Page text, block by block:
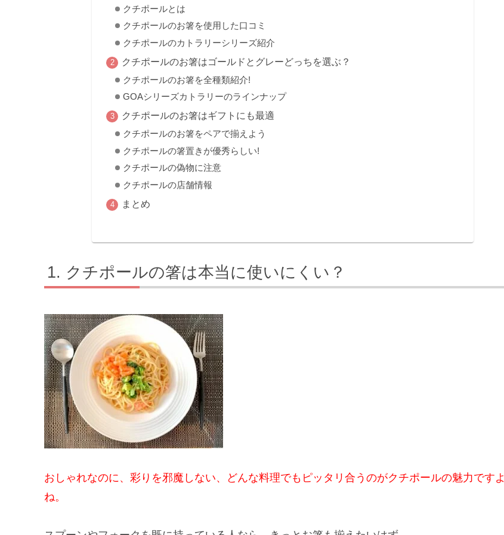
クチポールとは
クチポールのお箸を使用した口コミ
クチポールのカトラリーシリーズ紹介
クチポールのお箸はゴールドとグレーどっちを選ぶ？
クチポールのお箸を全種類紹介!
GOAシリーズカトラリーのラインナップ
クチポールのお箸はギフトにも最適
クチポールのお箸をペアで揃えよう
クチポールの箸置きが優秀らしい!
クチポールの偽物に注意
クチポールの店舗情報
まとめ
クチポールの箸は本当に使いにくい？
おしゃれなのに、彩りを邪魔しない、どんな料理でもピッタリ合うのがクチポールの魅力ですよ
ね。